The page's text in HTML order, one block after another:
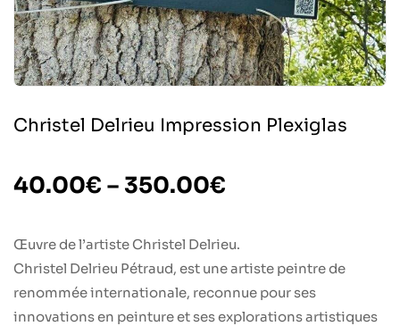
Christel Delrieu Impression Plexiglas
40.00€ – 350.00€
Œuvre de l’artiste Christel Delrieu.
Christel Delrieu Pétraud, est une artiste peintre de
renommée internationale, reconnue pour ses
innovations en peinture et ses explorations artistiques